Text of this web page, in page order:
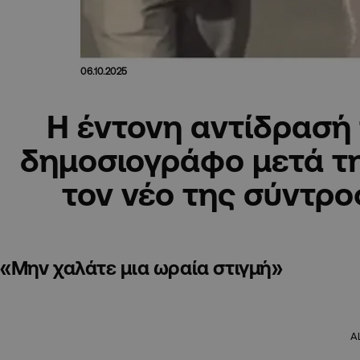
06.10.2025
Η έντονη
δημοσιογράφο μετά
τον νέο της
«Μην χαλάτε μια ωραία στιγμή»